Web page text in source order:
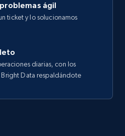
ágil
ticket y lo solucionamos
diarias, con los
Data respaldándote